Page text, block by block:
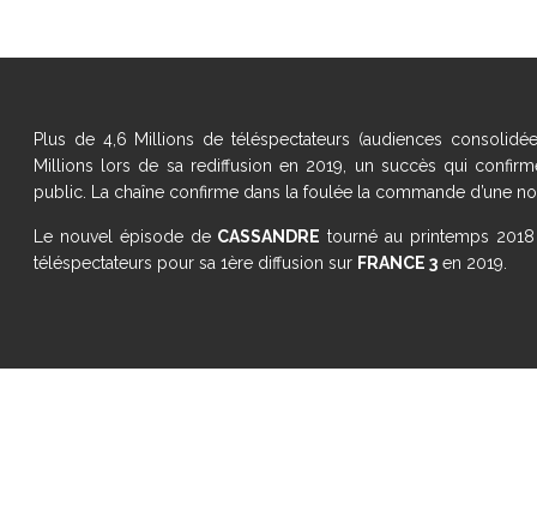
Plus de 4,6 Millions de téléspectateurs (audiences
Millions lors de sa rediffusion en 2019, un succès qui
public. La chaîne confirme dans la foulée la commande d’une
Le nouvel épisode de CASSANDRE tourné au printemps
téléspectateurs pour sa 1ère diffusion sur FRANCE 3 en 2019.